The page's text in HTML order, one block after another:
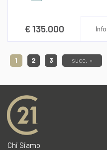
Desidero Visionare
€ 135.000
CENTURY 21 AZ
Via B. Buozzi n° 13/b
Recapito telefonico
1 2 3 succ. »
Chi Siamo